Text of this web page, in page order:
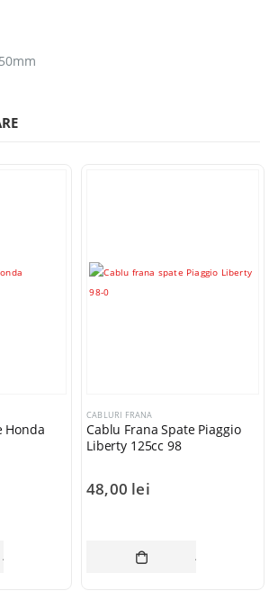
Honda
ADAUGĂ ÎN COȘ
CABLURI FRANA
Cablu Frana Spate Piaggio
Liberty 125cc 98
48,00 lei
ADAUGĂ ÎN COȘ